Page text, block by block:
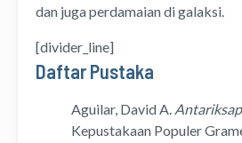
dan juga perdamaian di galaksi.
[divider_line]
Daftar Pustaka
Aguilar, David A.
Kepustakaan Populer